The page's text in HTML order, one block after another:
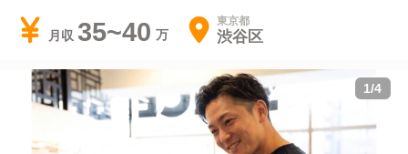
月収 35~40 東京都
渋谷区
1/4